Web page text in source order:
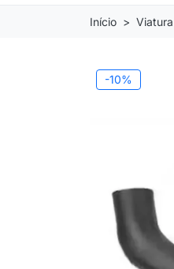
Início Viatura
-10%